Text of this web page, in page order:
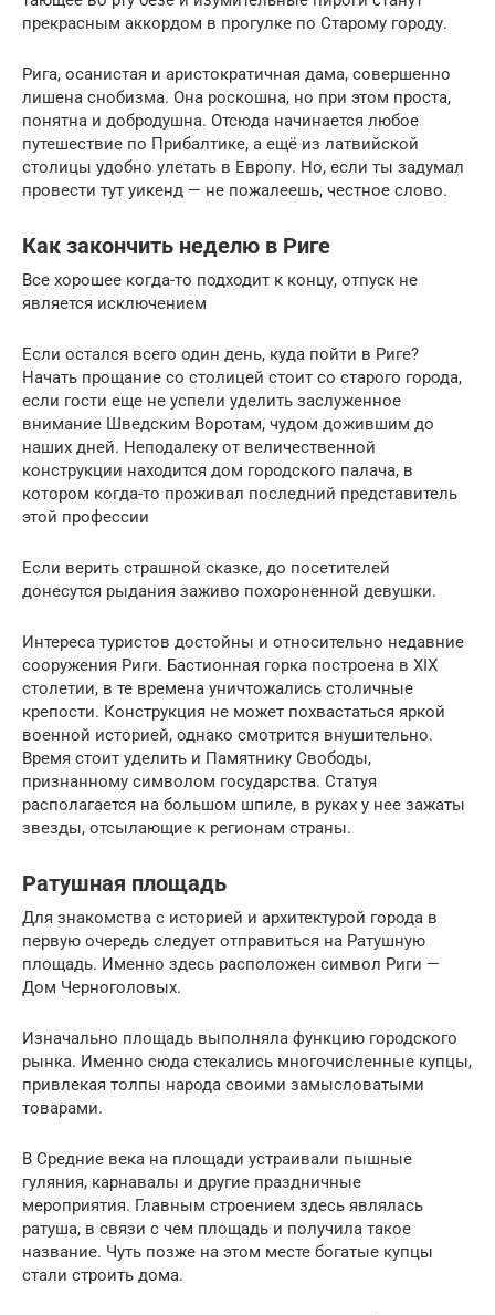
прекрасным аккордом в прогулке по Старому городу.
Рига, осанистая и аристократичная дама, совершенно
лишена снобизма. Она роскошна, но при этом проста,
понятна и добродушна. Отсюда начинается любое
путешествие по Прибалтике, а ещё из латвийской
столицы удобно улетать в Европу. Но, если ты задумал
провести тут уикенд — не пожалеешь, честное слово.
Как закончить неделю в Риге
Все хорошее когда-то подходит к концу, отпуск не
является исключением
Если остался всего один день, куда пойти в Риге?
Начать прощание со столицей стоит со старого города,
если гости еще не успели уделить заслуженное
внимание Шведским Воротам, чудом дожившим до
наших дней. Неподалеку от величественной
конструкции находится дом городского палача, в
котором когда-то проживал последний представитель
этой профессии
Если верить страшной сказке, до посетителей
донесутся рыдания заживо похороненной девушки.
Интереса туристов достойны и относительно недавние
сооружения Риги. Бастионная горка построена в XIX
столетии, в те времена уничтожались столичные
крепости. Конструкция не может похвастаться яркой
военной историей, однако смотрится внушительно.
Время стоит уделить и Памятнику Свободы,
признанному символом государства. Статуя
располагается на большом шпиле, в руках у нее зажаты
звезды, отсылающие к регионам страны.
Ратушная площадь
Для знакомства с историей и архитектурой города в
первую очередь следует отправиться на Ратушную
площадь. Именно здесь расположен символ Риги —
Дом Черноголовых.
Изначально площадь выполняла функцию городского
рынка. Именно сюда стекались многочисленные купцы,
привлекая толпы народа своими замысловатыми
товарами.
В Средние века на площади устраивали пышные
гуляния, карнавалы и другие праздничные
мероприятия. Главным строением здесь являлась
ратуша, в связи с чем площадь и получила такое
название. Чуть позже на этом месте богатые купцы
стали строить дома.